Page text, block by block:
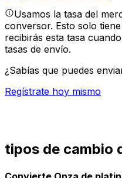
Usamos la tasa del
conversor. Esto solo
recibirás esta tasa
tasas de envío.
¿Sabías que puedes
Regístrate hoy mismo
tipos de cambio